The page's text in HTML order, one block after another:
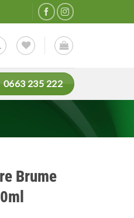
0663 235 222
Brume